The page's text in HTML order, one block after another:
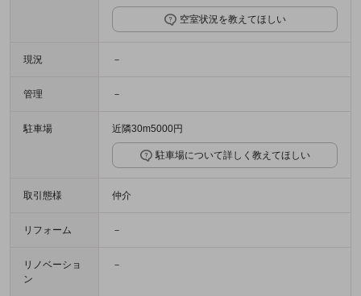
空室状況を教えてほしい
現況 －
管理 －
駐車場 近隣30m5000円
駐車場について詳しく教えてほしい
取引態様 仲介
リフォーム －
リノベーショ
ン
－